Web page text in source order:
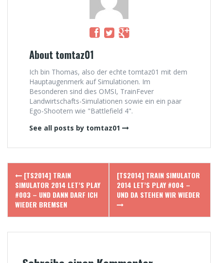
About tomtaz01
Ich bin Thomas, also der echte tomtaz01 mit dem
Hauptaugenmerk auf Simulationen. Im
Besonderen sind dies OMSI, TrainFever
Landwirtschafts-Simulationen sowie ein ein paar
Ego-Shootern wie "Battlefield 4".
See all posts by tomtaz01
Post
navigation
[TS2014] TRAIN
SIMULATOR 2014 LET’S PLAY
#003 – UND DANN DARF ICH
WIEDER BREMSEN
[TS2014] TRAIN SIMULATOR
2014 LET’S PLAY #004 –
UND DA STEHEN WIR WIEDER